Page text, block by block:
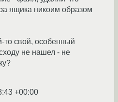
ящика никоим образом
то свой, особенный
не нашел - не
+00:00